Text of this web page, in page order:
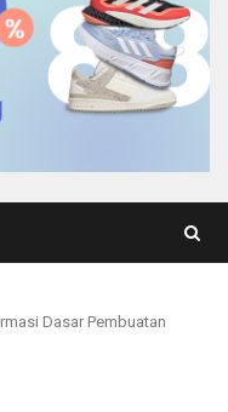
Dasar Pembuatan